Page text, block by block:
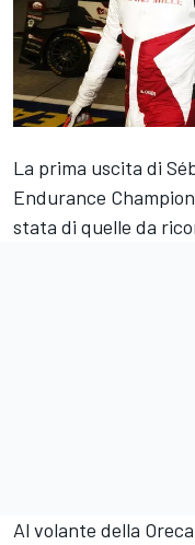
La prima uscita di
Endurance
stata di quelle da
Al volante della